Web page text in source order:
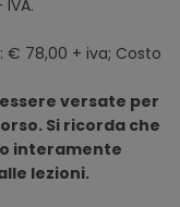
€ 78,00 + iva; Costo
versate per
Si ricorda che
interamente
lezioni.